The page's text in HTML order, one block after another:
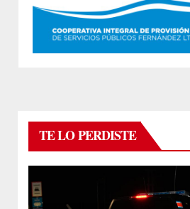
TE LO PERDISTE